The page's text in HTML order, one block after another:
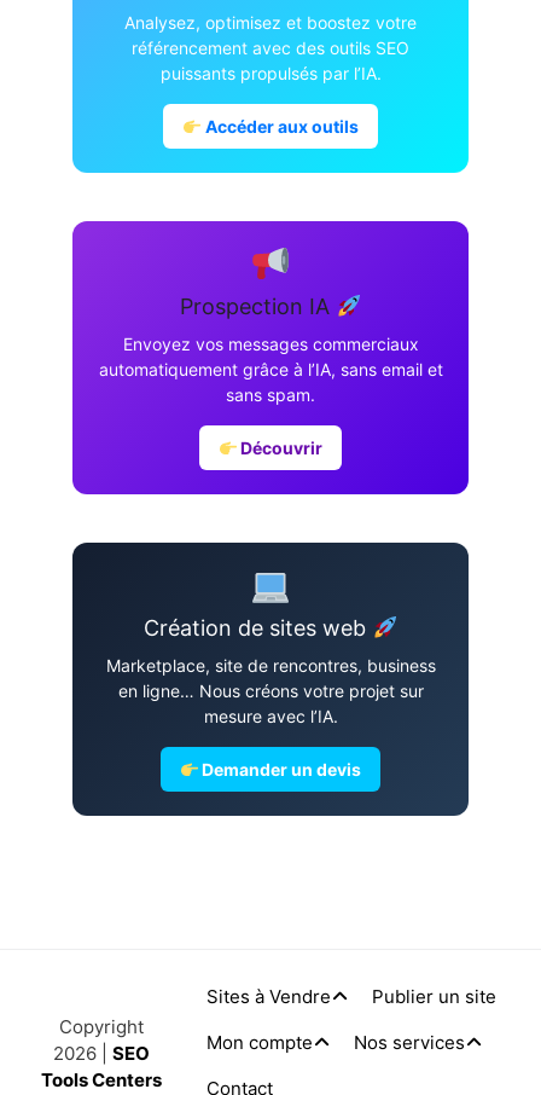
Analysez, optimisez et boostez votre
référencement avec des outils SEO
puissants propulsés par l’IA.
Accéder aux outils
Prospection IA
Envoyez vos messages commerciaux
automatiquement grâce à l’IA, sans email et
sans spam.
Découvrir
Création de sites web
Marketplace, site de rencontres, business
en ligne… Nous créons votre projet sur
mesure avec l’IA.
Demander un devis
Copyright
2026 | SEO
Tools Centers
Sites à Vendre
Publier un site
Mon compte
Nos services
Contact